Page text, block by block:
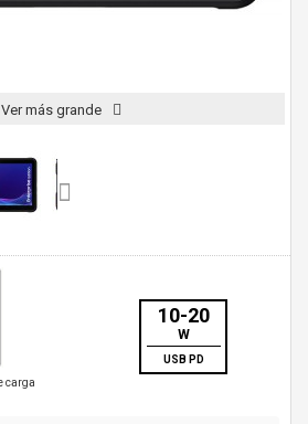
Ver más grande
carga
10-20
W
USB PD